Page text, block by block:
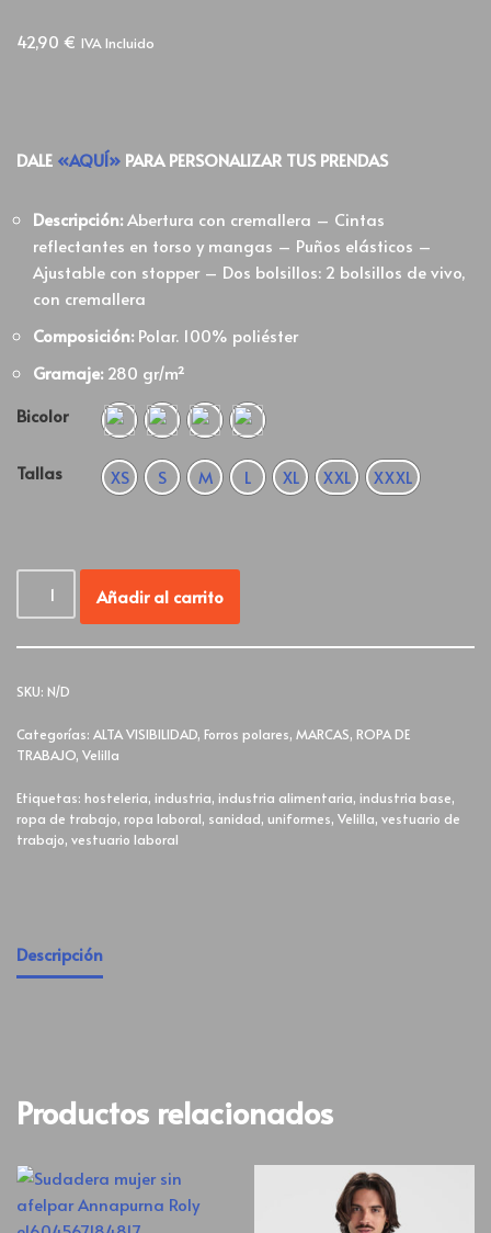
42,90 € IVA Incluido
DALE «AQUÍ» PARA PERSONALIZAR TUS PRENDAS
Descripción:Abertura con cremallera – Cintas
reflectantes en torso y mangas – Puños elásticos –
Ajustable con stopper – Dos bolsillos: 2 bolsillos de vivo,
con cremallera
Composición:Polar. 100% poliéster
Gramaje:280 gr/m²
Bicolor
Tallas XS S M L XL XXL XXXL
Añadir al carrito
SKU: N/D
Categorías: ALTA VISIBILIDAD, Forros polares, MARCAS, ROPA DE
TRABAJO, Velilla
Etiquetas: hosteleria, industria, industria alimentaria, industria base,
ropa de trabajo, ropa laboral, sanidad, uniformes, Velilla, vestuario de
trabajo, vestuario laboral
Descripción
Productos relacionados